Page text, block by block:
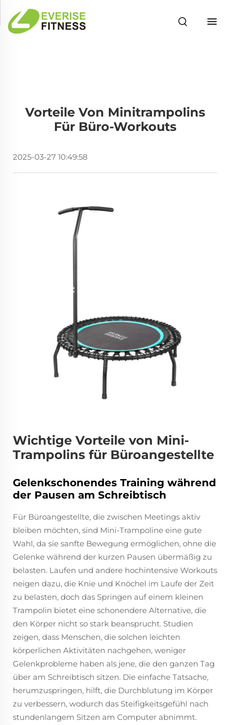
Vorteile Von Minitrampolins
Für Büro-Workouts
2025-03-27 10:49:58
Wichtige Vorteile von Mini-
Trampolins für Büroangestellte
Gelenkschonendes Training während
der Pausen am Schreibtisch
Für Büroangestellte, die zwischen Meetings aktiv
bleiben möchten, sind Mini-Trampoline eine gute
Wahl, da sie sanfte Bewegung ermöglichen, ohne die
Gelenke während der kurzen Pausen übermäßig zu
belasten. Laufen und andere hochintensive Workouts
neigen dazu, die Knie und Knöchel im Laufe der Zeit
zu belasten, doch das Springen auf einem kleinen
Trampolin bietet eine schonendere Alternative, die
den Körper nicht so stark beansprucht. Studien
zeigen, dass Menschen, die solchen leichten
körperlichen Aktivitäten nachgehen, weniger
Gelenkprobleme haben als jene, die den ganzen Tag
über am Schreibtisch sitzen. Die einfache Tatsache,
herumzuspringen, hilft, die Durchblutung im Körper
zu verbessern, wodurch das Steifigkeitsgefühl nach
stundenlangem Sitzen am Computer abnimmt.